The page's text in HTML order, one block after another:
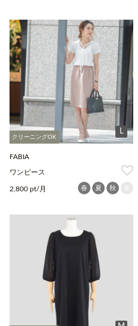
クリーニングOK
L
FABIA
ワンピース
2,800 pt/月 春 夏 秋